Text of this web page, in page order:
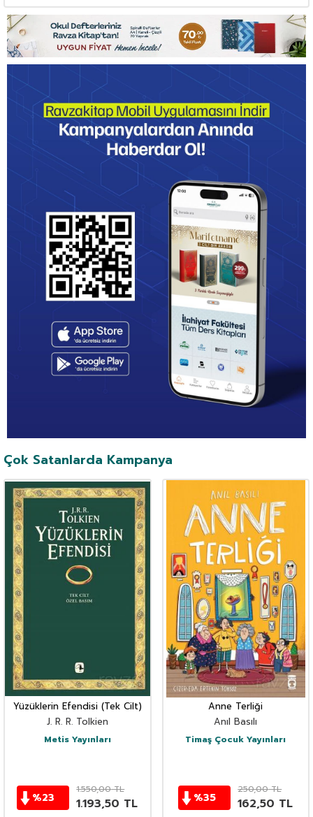
Çok Satanlarda Kampanya
Yüzüklerin Efendisi (Tek Cilt)
J. R. R. Tolkien
Metis Yayınları
%23
1.550,00TL
1.193,50 TL
Anne Terliği
Anıl Basılı
Timaş Çocuk Yayınları
%35
250,00TL
162,50 TL